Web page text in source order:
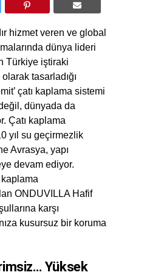
hizmet veren ve global
dünya lideri
Türkiye iştiraki
tasarladığı
çatı kaplama sistemi
dünyada da
Çatı kaplama
yıl su geçirmezlik
Avrasya, yapı
devam ediyor.
ONDUVILLA Hafif
karşı
kusursuz bir koruma
Yüksek